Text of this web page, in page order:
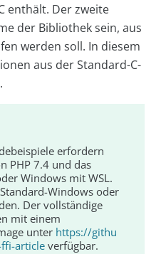
enthält. Der zweite
der Bibliothek sein, aus
werden soll. In diesem
aus der Standard-C-
erfordern
PHP 7.4 und das
Windows mit WSL.
Windows oder
Der vollständige
mit einem
unter https://githu
article verfügbar.